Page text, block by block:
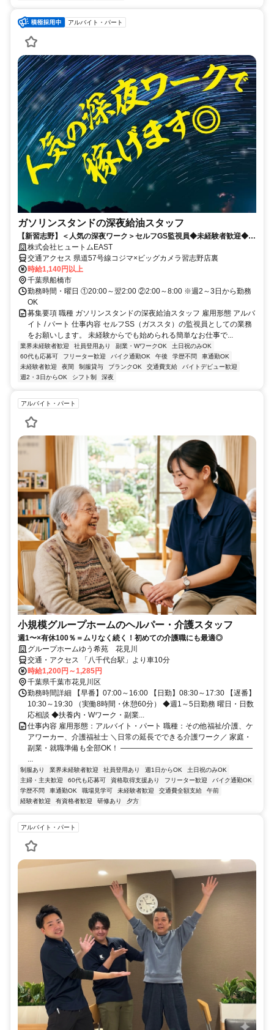
アルバイト・パート
ガソリンスタンドの深夜給油スタッフ
【新習志野】＜人気の深夜ワーク＞セルフGS監視員◆未経験者歓迎◆幅
広い世代活躍中！◆副業も◎
株式会社ヒュートムEAST
交通アクセス 県道57号線コジマ×ビッグカメラ習志野店裏
時給1,140円以上
千葉県船橋市
勤務時間・曜日 ①20:00～翌2:00 ②2:00～8:00 ※週2～3日から勤務
OK
募集要項 職種 ガソリンスタンドの深夜給油スタッフ 雇用形態 アルバ
イト / パート 仕事内容 セルフSS（ガススタ）の監視員としての業務
をお願いします。 未経験からでも始められる簡単なお仕事で...
業界未経験者歓迎 社員登用あり 副業・WワークOK
土日祝のみOK
60代も応募可
フリーター歓迎 バイク通勤OK 午後 学歴不問
車通勤OK
未経験者歓迎
夜間 制服貸与 ブランクOK 交通費支給
バイトデビュー歓迎
週2・3日からOK
シフト制 深夜
アルバイト・パート
小規模グループホームのヘルパー・介護スタッフ
週1〜×有休100％＝ムリなく続く！初めての介護職にも最適◎
グループホームゆう希苑 花見川
交通・アクセス 「八千代台駅」より車10分
時給1,200円～1,285円
千葉県千葉市花見川区
勤務時間詳細 【早番】07:00～16:00 【日勤】08:30～17:30 【遅番】
10:30～19:30 （実働8時間・休憩60分） ◆週1～5日勤務 曜日・日数
応相談 ◆扶養内・Wワーク・副業...
仕事内容 雇用形態：アルバイト・パート 職種：その他福祉/介護、ケ
アワーカー、介護福祉士 ＼日常の延長でできる介護ワーク／ 家庭・
副業・就職準備も全部OK！ ――――――――――――――――――
制服あり 業界未経験者歓迎 社員登用あり 週1日からOK
土日祝のみOK
主婦・主夫歓迎
60代も応募可 資格取得支援あり フリーター歓迎
バイク通勤OK
学歴不問
車通勤OK 職場見学可 未経験者歓迎 交通費全額支給
午前
経験者歓迎
有資格者歓迎 研修あり 夕方
アルバイト・パート